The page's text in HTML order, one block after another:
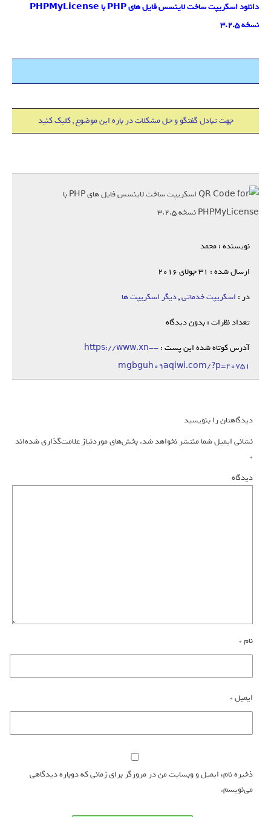
دانلود اسکریپت ساخت لاینسس فایل های PHP با PHPMyLicense
نسخه 3.2.5
جهت تبادل گفتگو و حل مشکلات در باره این موضوع , کلیک کنید
نویسنده : محمد
ارسال شده : 31 جولای 2016
در : اسکریپت خدماتی,دیگر اسکریپت ها
تعداد نظرات : بدون دیدگاه
آدرس کوتاه شده این پست :https://www.xn--
mgbguh09aqiwi.com/?p=20751
دیدگاهتان را بنویسید
نشانی ایمیل شما منتشر نخواهد شد.بخش‌های موردنیاز علامت‌گذاری شده‌اند
*
دیدگاه
نام*
ایمیل*
ذخیره نام، ایمیل و وبسایت من در مرورگر برای زمانی که دوباره دیدگاهی
می‌نویسم.